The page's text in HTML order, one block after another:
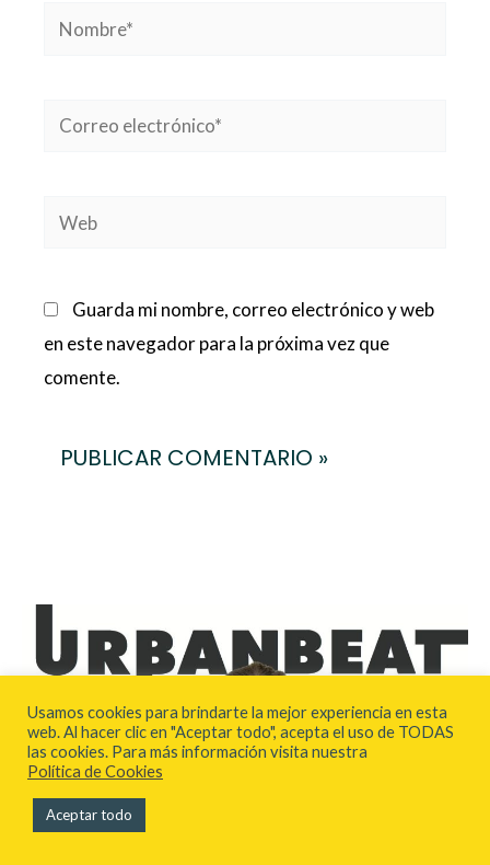
Nombre*
Correo
Web
Guarda mi nombre, correo electrónico y web
en este navegador para la próxima vez que
comente.
Usamos cookies para brindarte la mejor experiencia en esta
web. Al hacer clic en "Aceptar todo", acepta el uso de TODAS
las cookies. Para más información visita nuestra
Política de Cookies
Aceptar todo